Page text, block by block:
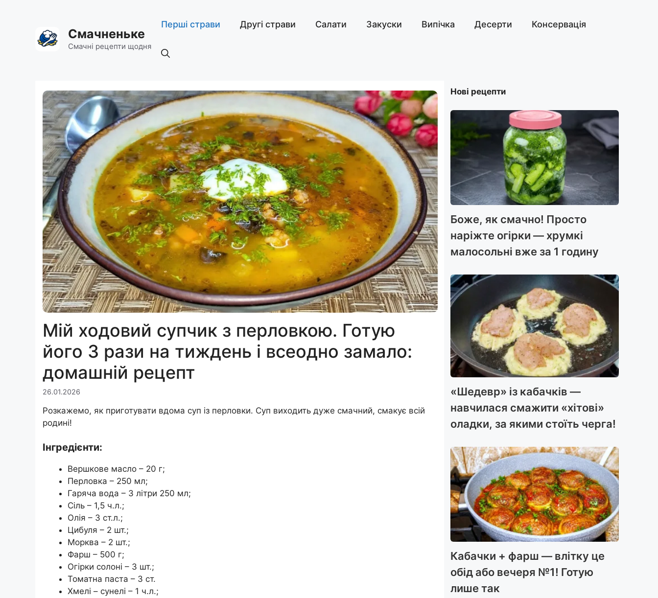
Смачненьке
Смачні рецепти щодня
Перші страви Другі страви Салати Закуски Випічка Десерти Консервація
Мій ходовий супчик з перловкою. Готую
його 3 рази на тиждень і всеодно замало:
домашній рецепт
26.01.2026
Розкажемо, як приготувати вдома суп із перловки. Суп виходить дуже смачний, смакує всій
родині!
Інгредієнти:
Вершкове масло – 20 г;
Перловка – 250 мл;
Гаряча вода – 3 літри 250 мл;
Сіль – 1,5 ч.л.;
Олія – ​​3 ст.л.;
Цибуля – 2 шт.;
Морква – 2 шт.;
Фарш – 500 г;
Огірки солоні – 3 шт.;
Томатна паста – 3 ст.
Хмелі – сунелі – 1 ч.л.;
Нові рецепти
Боже, як смачно! Просто
наріжте огірки — хрумкі
малосольні вже за 1 годину
«Шедевр» із кабачків —
навчилася смажити «хітові»
оладки, за якими стоїть черга!
Кабачки + фарш — влітку це
обід або вечеря №1! Готую
лише так